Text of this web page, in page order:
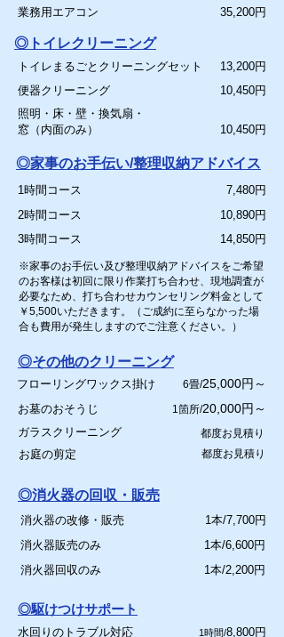
業務用エアコン 35,200円
◎トイレクリーニング
トイレまるごとクリーニングセット
13,200円
便器クリーニング
照明・床・壁・換気扇・
窓（内面のみ）
10,450円
10,450円
◎家事のお手伝い/整理収納アドバイス
1時間コース
2時間コース
3時間コース
7,480円
10,890円
14,850円
※家事のお手伝い及び整理収納アドバイスをご希望
のお客様は初回に限り作業打ち合わせ、現地調査が
必要なため、打ち合わせカウンセリング料金として
￥5,500いただきます。（ご成約に至らなかった場
合も費用が発生しますのでご注意ください。）
◎その他のクリーニング
フローリングワックス掛け 6畳/25 ,000円～
お墓のおそうじ 1箇所/20 ,000円～
ガラスクリーニング
お庭の剪定
都度お見積り
都度お見積り
◎消火器の回収・販売
消火器の改修・販売
消火器販売のみ
消火器回収のみ
1本/7,700円
1本/6,600円
1本/2,200円
◎駆けつけサポート
水回りのトラブル対応
1時間/8,800円